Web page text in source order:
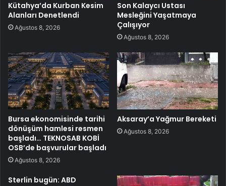
Kütahya’da Kurban Kesim
Alanları Denetlendi
Ağustos 8, 2026
Son Kalaycı Ustası
Mesleğini Yaşatmaya
Çalışıyor
Ağustos 8, 2026
Bursa ekonomisinde tarihi
dönüşüm hamlesi resmen
başladı… TEKNOSAB KOBİ
OSB’de başvurular başladı
Ağustos 8, 2026
Aksaray’a Yağmur Bereketi
Ağustos 8, 2026
Sterlin bugün: ABD